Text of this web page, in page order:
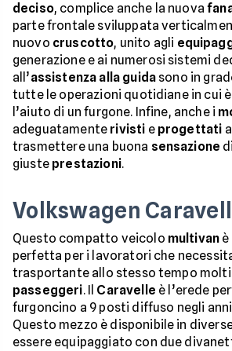
deciso, complice anche la nuova
parte frontale sviluppata
nuovo cruscotto, unito agli
generazione e ai numerosi sistemi
all’assistenza alla guida sono in
tutte le operazioni quotidiane in cui
l’aiuto di un furgone. Infine, anche i
adeguatamente rivisti e progettati
trasmettere una buona sensazione
giuste prestazioni.
Volkswagen
Questo compatto veicolo multivan
perfetta per i lavoratori che
trasportante allo stesso tempo molti
passeggeri. Il Caravelle è l’erede
furgoncino a 9 posti diffuso negli anni
Questo mezzo è disponibile in
essere equipaggiato con due